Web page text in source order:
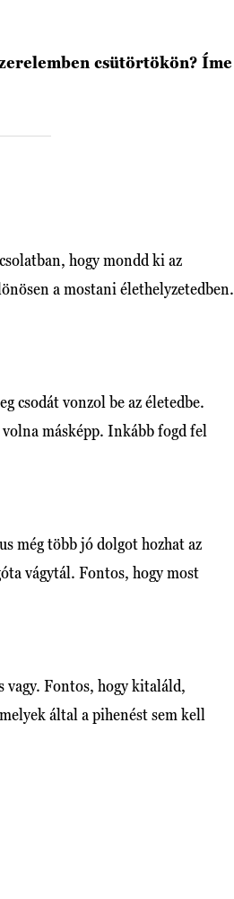
csütörtökön? Íme
hogy mondd ki az
a mostani élethelyzetedben.
csodát vonzol be az életedbe.
másképp. Inkább fogd fel
még több jó dolgot hozhat az
vágytál. Fontos, hogy most
vagy. Fontos, hogy kitaláld,
által a pihenést sem kell